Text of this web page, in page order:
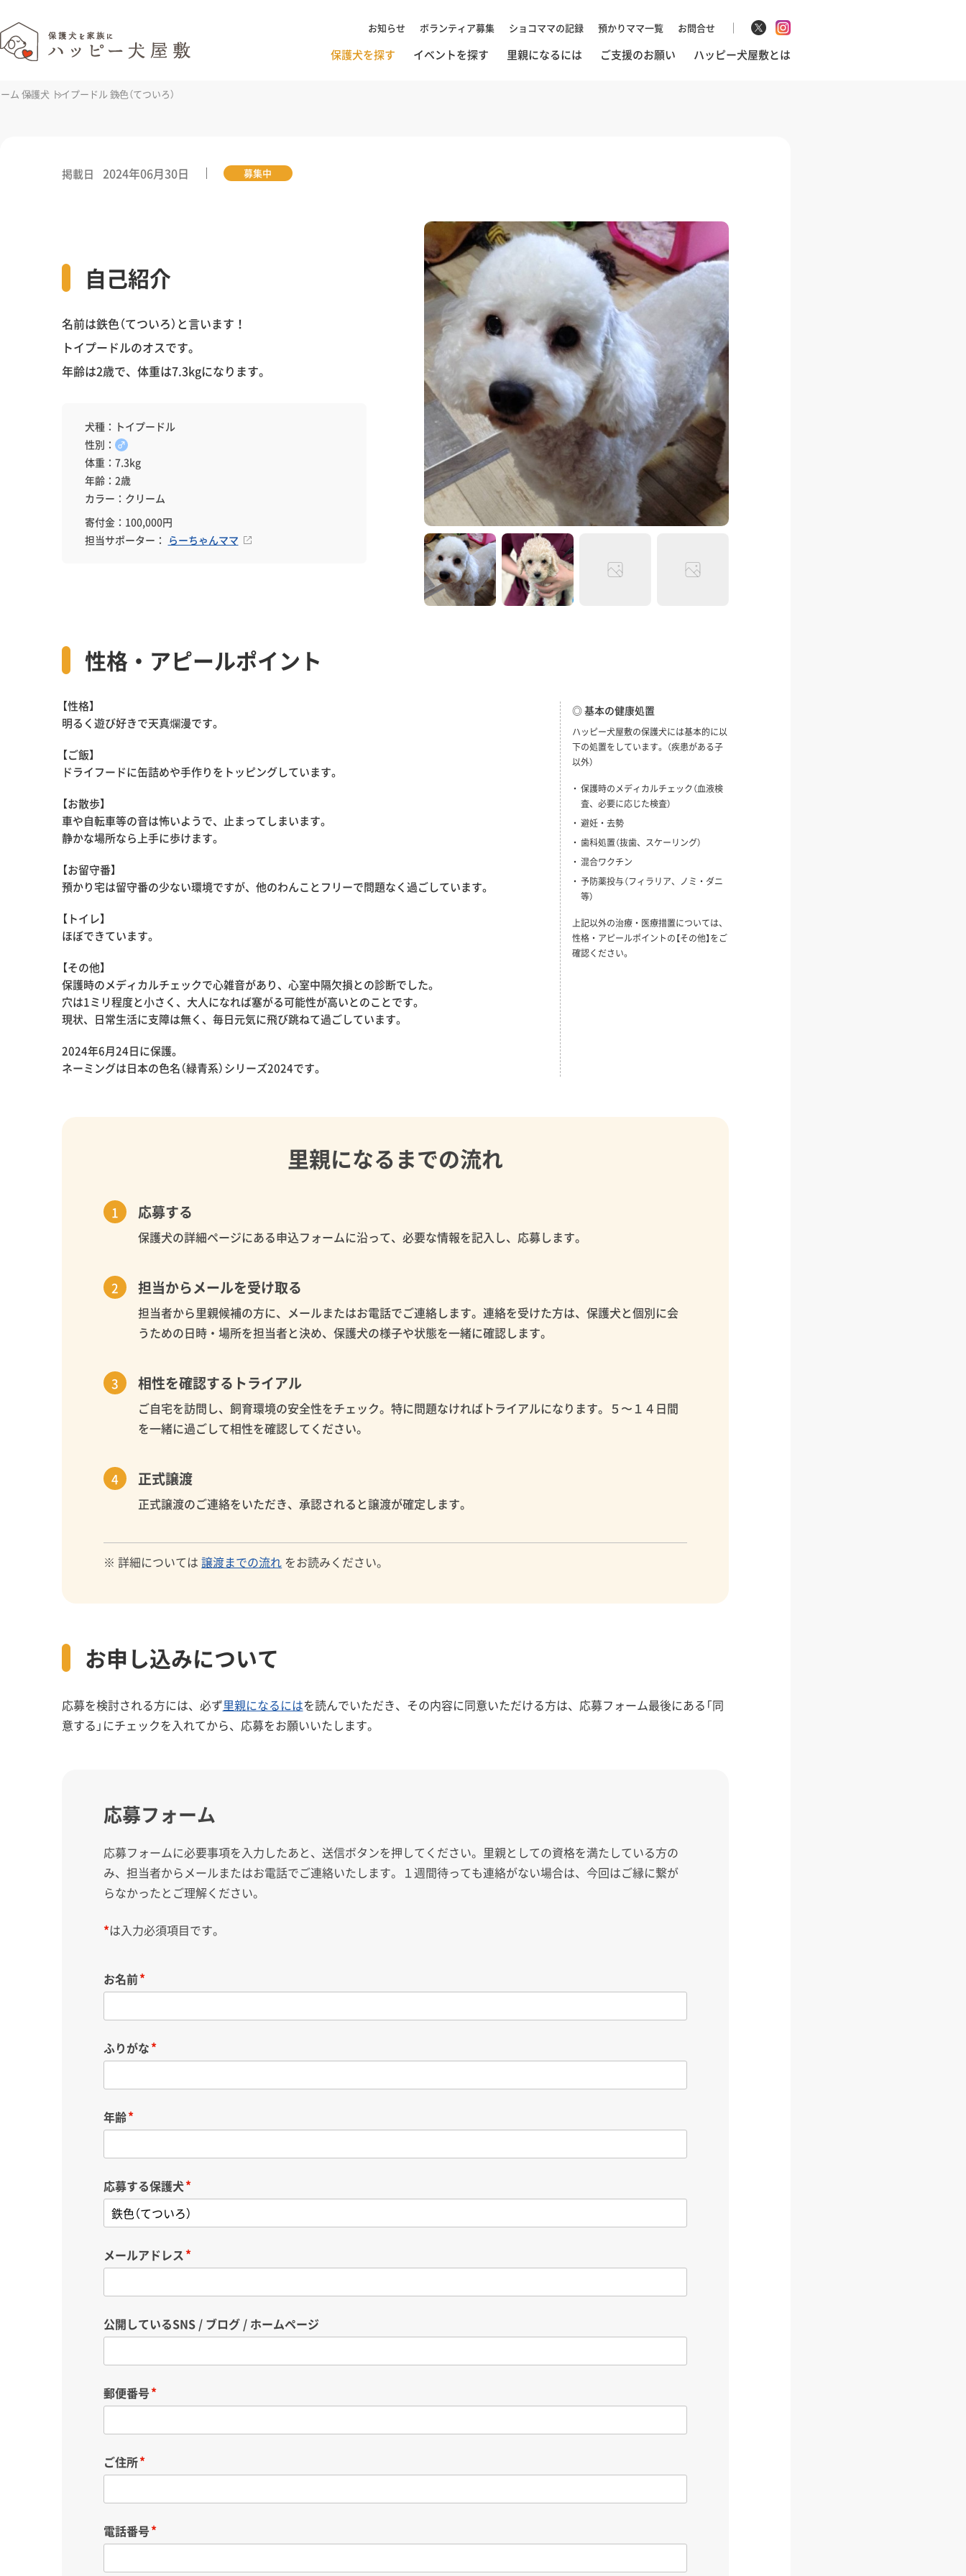
お知らせ ボランティア募集 ショコママの記録 預かりママ一覧 お問合せ
保護犬を探す イベントを探す 里親になるには ご支援のお願い ハッピー犬屋敷とは
ム 保護犬 トイプードル 鉄色（てついろ）
掲載日 2024年06月30日 募集中
自己紹介
名前は鉄色（てついろ）と言います！
トイプードルのオスです。
年齢は2歳で、体重は7.3kgになります。
犬種：トイプードル
性別： ♂
体重：7.3kg
年齢：2歳
カラー：クリーム
寄付金：100,000円
担当サポーター： らーちゃんママ
性格・アピールポイント
【性格】
明るく遊び好きで天真爛漫です。
【ご飯】
ドライフードに缶詰めや手作りをトッピングしています。
【お散歩】
車や自転車等の音は怖いようで、止まってしまいます。
静かな場所なら上手に歩けます。
【お留守番】
預かり宅は留守番の少ない環境ですが、他のわんことフリーで問題なく過ごしています。
【トイレ】
ほぼできています。
【その他】
保護時のメディカルチェックで心雑音があり、心室中隔欠損との診断でした。
穴は1ミリ程度と小さく、大人になれば塞がる可能性が高いとのことです。
現状、日常生活に支障は無く、毎日元気に飛び跳ねて過ごしています。
2024年6月24日に保護。
ネーミングは日本の色名（緑青系）シリーズ2024です。
◎ 基本の健康処置
ハッピー犬屋敷の保護犬には基本的に以
下の処置をしています。（疾患がある子
以外）
保護時のメディカルチェック（血液検
査、必要に応じた検査）
避妊・去勢
歯科処置（抜歯、スケーリング）
混合ワクチン
予防薬投与（フィラリア、ノミ・ダニ
等）
上記以外の治療・医療措置については、
性格・アピールポイントの【その他】をご
確認ください。
里親になるまでの流れ
応募する
保護犬の詳細ページにある申込フォームに沿って、必要な情報を記入し、応募します。
担当からメールを受け取る
担当者から里親候補の方に、メールまたはお電話でご連絡します。連絡を受けた方は、保護犬と個別に会
うための日時・場所を担当者と決め、保護犬の様子や状態を一緒に確認します。
相性を確認するトライアル
ご自宅を訪問し、飼育環境の安全性をチェック。特に問題なければトライアルになります。５〜１４日間
を一緒に過ごして相性を確認してください。
正式譲渡
正式譲渡のご連絡をいただき、承認されると譲渡が確定します。
※ 詳細については譲渡までの流れ をお読みください。
お申し込みについて
応募を検討される方には、必ず里親になるにはを読んでいただき、その内容に同意いただける方は、応募フォーム最後にある「同
意する」にチェックを入れてから、応募をお願いいたします。
応募フォーム
応募フォームに必要事項を入力したあと、送信ボタンを押してください。里親としての資格を満たしている方の
み、担当者からメールまたはお電話でご連絡いたします。１週間待っても連絡がない場合は、今回はご縁に繋が
らなかったとご理解ください。
*は入力必須項目です。
お名前
ふりがな
年齢
応募する保護犬
メールアドレス
公開しているSNS / ブログ / ホームページ
郵便番号
ご住所
電話番号